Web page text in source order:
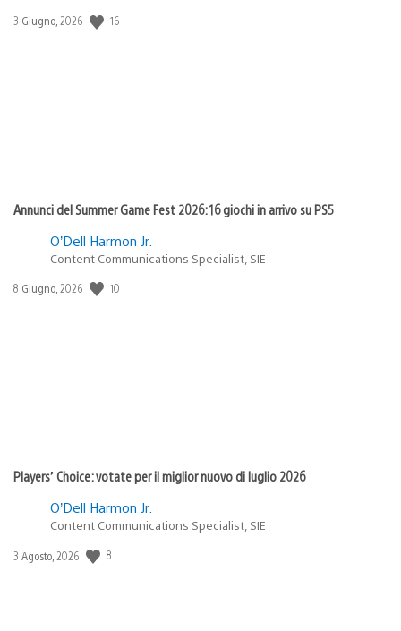
Data
3 Giugno, 2026 16
Annunci del Summer Game Fest 2026: 16 giochi in arrivo su PS5
O’Dell Harmon Jr.
Content Communications Specialist, SIE
Data
8 Giugno, 2026 10
Players’ Choice: votate per il miglior nuovo di luglio 2026
O’Dell Harmon Jr.
Content Communications Specialist, SIE
Data
3 Agosto, 2026 8